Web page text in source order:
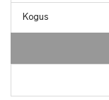
Kogus